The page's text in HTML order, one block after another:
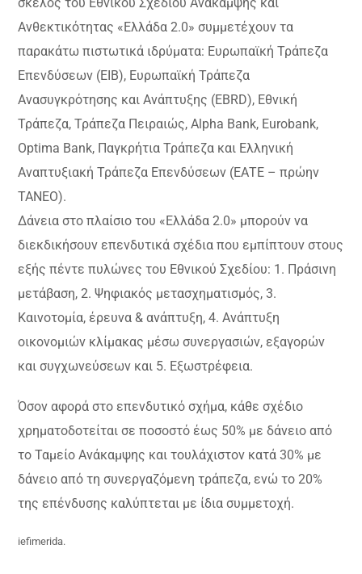
Ανθεκτικότητας «Ελλάδα 2.0» συμμετέχουν τα
παρακάτω πιστωτικά ιδρύματα: Ευρωπαϊκή Τράπεζα
Επενδύσεων (ΕΙΒ), Ευρωπαϊκή Τράπεζα
Ανασυγκρότησης και Ανάπτυξης (EBRD), Εθνική
Τράπεζα, Τράπεζα Πειραιώς, Alpha Bank, Eurobank,
Optima Bank, Παγκρήτια Τράπεζα και Ελληνική
Αναπτυξιακή Τράπεζα Επενδύσεων (ΕΑΤΕ – πρώην
ΤΑΝΕΟ).
Δάνεια στο πλαίσιο του «Ελλάδα 2.0» μπορούν να
διεκδικήσουν επενδυτικά σχέδια που εμπίπτουν στους
εξής πέντε πυλώνες του Εθνικού Σχεδίου: 1. Πράσινη
μετάβαση, 2. Ψηφιακός μετασχηματισμός, 3.
Καινοτομία, έρευνα & ανάπτυξη, 4. Ανάπτυξη
οικονομιών κλίμακας μέσω συνεργασιών, εξαγορών
και συγχωνεύσεων και 5. Εξωστρέφεια.
Όσον αφορά στο επενδυτικό σχήμα, κάθε σχέδιο
χρηματοδοτείται σε ποσοστό έως 50% με δάνειο από
το Ταμείο Ανάκαμψης και τουλάχιστον κατά 30% με
δάνειο από τη συνεργαζόμενη τράπεζα, ενώ το 20%
της επένδυσης καλύπτεται με ίδια συμμετοχή.
iefimerida.